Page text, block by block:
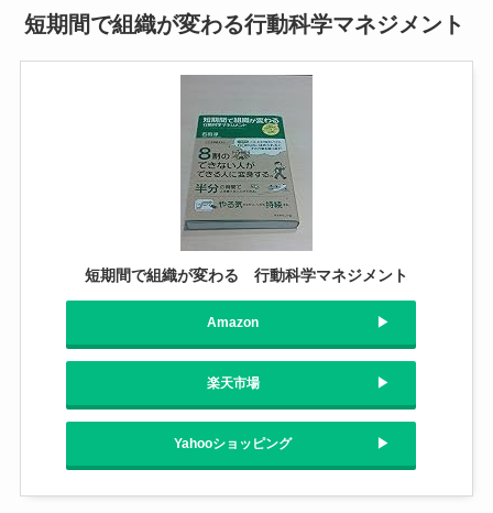
短期間で組織が変わる行動科学マネジメント
短期間で組織が変わる 行動科学マネジメント
Amazon
楽天市場
Yahooショッピング